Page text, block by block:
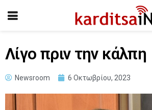
Λίγο πριν την κάλπη
Newsroom 6 Οκτωβρίου, 2023